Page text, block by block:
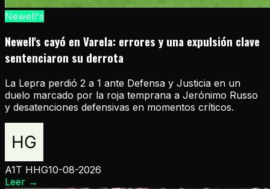
Newell's
Newell's cayó en Varela: errores y una expulsión clave
sentenciaron su derrota
La Lepra perdió 2 a 1 ante Defensa y Justicia en un
duelo marcado por la roja temprana a Jerónimo Russo
y desatenciones defensivas en momentos críticos.
A1T HHG10-08-2026
Leer →